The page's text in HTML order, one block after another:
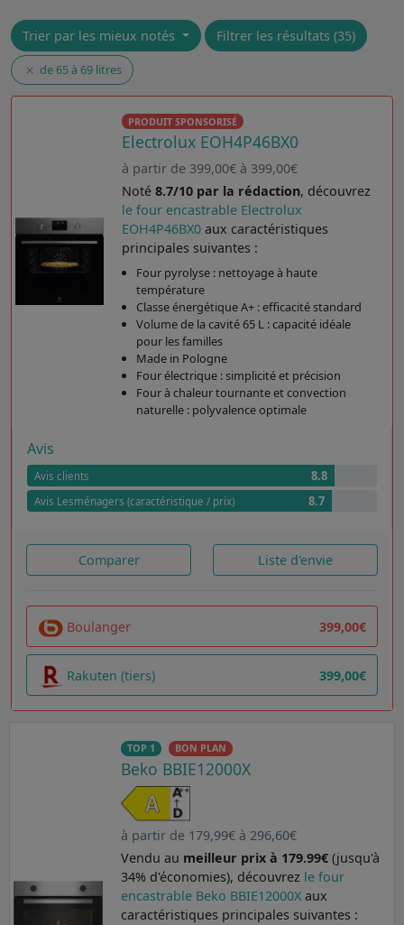
Trier par les mieux notés Filtrer les résultats (35)
de 65 à 69 litres
PRODUIT SPONSORISÉ
Electrolux EOH4P46BX0
à partir de 399,00€ à 399,00€
Noté 8.7/10 par la rédaction, découvrez
le four encastrable Electrolux
EOH4P46BX0 aux caractéristiques
principales suivantes :
Four pyrolyse : nettoyage à haute
température
Classe énergétique A+ : efficacité standard
Volume de la cavité 65 L : capacité idéale
pour les familles
Made in Pologne
Four électrique : simplicité et précision
Four à chaleur tournante et convection
naturelle : polyvalence optimale
Avis
Avis clients 8.8
Avis Lesménagers (caractéristique / prix) 8.7
Comparer Liste d'envie
Boulanger 399,00€
Rakuten (tiers) 399,00€
TOP 1 BON PLAN
Beko BBIE12000X
à partir de 179,99€ à 296,60€
Vendu au meilleur prix à 179.99€(jusqu'à
34% d'économies), découvrez le four
encastrable Beko BBIE12000X aux
caractéristiques principales suivantes :